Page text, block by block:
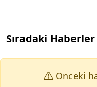
Sıradaki Haberler
Onceki